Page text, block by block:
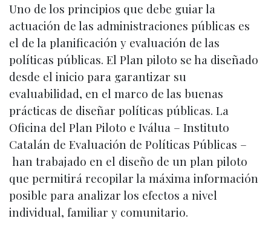
Uno de los principios que debe guiar la
actuación de las administraciones públicas es
el de la planificación y evaluación de las
políticas públicas. El Plan piloto se ha diseñado
desde el inicio para garantizar su
evaluabilidad, en el marco de las buenas
prácticas de diseñar políticas públicas. La
Oficina del Plan Piloto e Iválua – Instituto
Catalán de Evaluación de Políticas Públicas –
han trabajado en el diseño de un plan piloto
que permitirá recopilar la máxima información
posible para analizar los efectos a nivel
individual, familiar y comunitario.